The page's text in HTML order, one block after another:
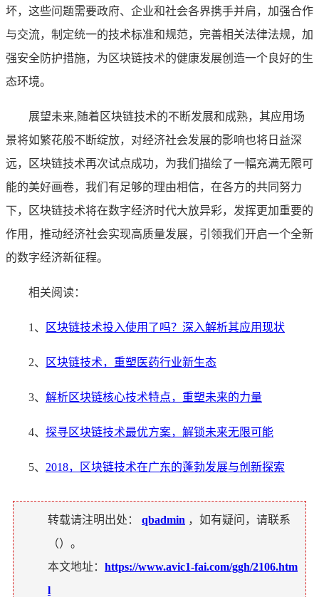
坏，这些问题需要政府、企业和社会各界携手并肩，加强合作
与交流，制定统一的技术标准和规范，完善相关法律法规，加
强安全防护措施，为区块链技术的健康发展创造一个良好的生
态环境。
展望未来,随着区块链技术的不断发展和成熟，其应用场
景将如繁花般不断绽放，对经济社会发展的影响也将日益深
远，区块链技术再次试点成功，为我们描绘了一幅充满无限可
能的美好画卷，我们有足够的理由相信，在各方的共同努力
下，区块链技术将在数字经济时代大放异彩，发挥更加重要的
作用，推动经济社会实现高质量发展，引领我们开启一个全新
的数字经济新征程。
相关阅读：
1、 区块链技术投入使用了吗？深入解析其应用现状
2、 区块链技术，重塑医药行业新生态
3、 解析区块链核心技术特点，重塑未来的力量
4、 探寻区块链技术最优方案，解锁未来无限可能
5、 2018，区块链技术在广东的蓬勃发展与创新探索
转载请注明出处： qbadmin ，如有疑问，请联系
（）。
本文地址： https://www.avic1-fai.com/ggh/2106.htm
l